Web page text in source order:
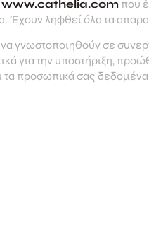
www.cathelia.com που
ληφθεί όλα τα
γνωστοποιηθούν σε
για την υποστήριξη,
τα προσωπικά σας δεδομένα